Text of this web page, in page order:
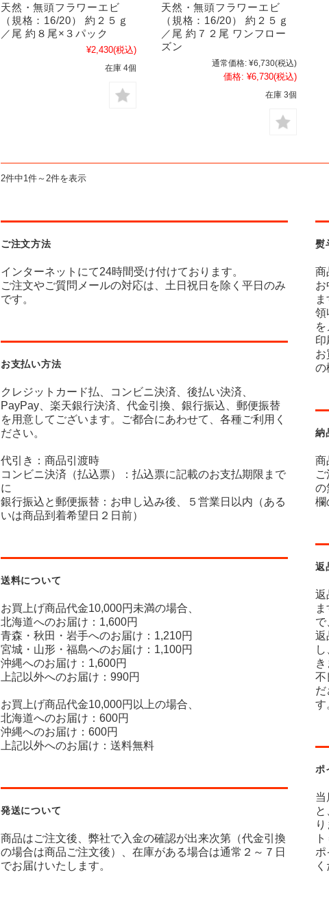
天然・無頭フラワーエビ
（規格：16/20） 約２５ｇ
／尾 約８尾×３パック
¥2,430(税込)
在庫 4個
天然・無頭フラワーエビ
（規格：16/20） 約２５ｇ
／尾 約７２尾 ワンフロー
ズン
通常価格: ¥6,730(税込)
価格: ¥6,730(税込)
在庫 3個
2件中1件～2件を表示
ご注文方法
インターネットにて24時間受け付けております。
ご注文やご質問メールの対応は、土日祝日を除く平日のみ
です。
お支払い方法
クレジットカード払、コンビニ決済、後払い決済、
PayPay、楽天銀行決済、代金引換、銀行振込、郵便振替
を用意してございます。ご都合にあわせて、各種ご利用く
ださい。
代引き：商品引渡時
コンビニ決済（払込票）：払込票に記載のお支払期限まで
に
銀行振込と郵便振替：お申し込み後、５営業日以内（ある
いは商品到着希望日２日前）
送料について
お買上げ商品代金10,000円未満の場合、
北海道へのお届け：1,600円
青森・秋田・岩手へのお届け：1,210円
宮城・山形・福島へのお届け：1,100円
沖縄へのお届け：1,600円
上記以外へのお届け：990円
お買上げ商品代金10,000円以上の場合、
北海道へのお届け：600円
沖縄へのお届け：600円
上記以外へのお届け：送料無料
発送について
商品はご注文後、弊社で入金の確認が出来次第（代金引換
の場合は商品ご注文後）、在庫がある場合は通常２～７日
でお届けいたします。
熨
商
お
ま
領
印
お
の
納
商
の
欄
返
返
で
返
き
不
だ
す
ポ
当
ポ